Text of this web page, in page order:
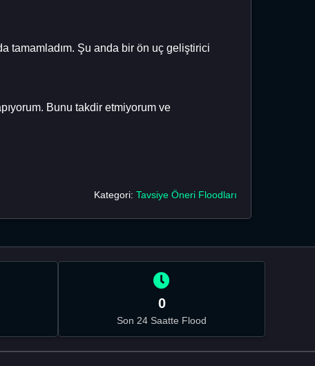
tamamladım. Şu anda bir ön uç geliştirici
Bunu takdir etmiyorum ve
Kategori: Tavsiye Öneri Floodları
0
Son 24 Saatte Flood